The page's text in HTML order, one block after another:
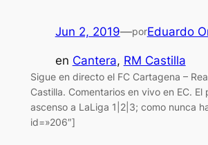
Jun 2, 2019—porEduardo
en Cantera, RM Castilla
Sigue en directo el FC Cartagena –
Castilla. Comentarios en vivo en EC.
ascenso a LaLiga 1|2|3; como nunca
id=»206″]